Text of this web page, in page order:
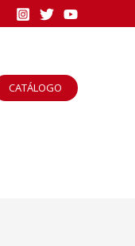
CATÁLOGO